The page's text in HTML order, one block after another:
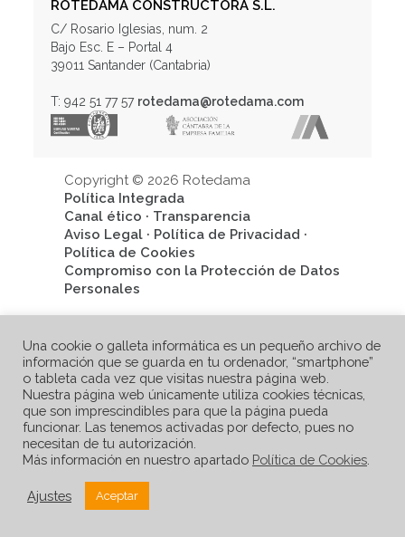
ROTEDAMA CONSTRUCTORA S.L.
C/ Rosario Iglesias, num. 2
Bajo Esc. E – Portal 4
39011 Santander (Cantabria)
T: 942 51 77 57 rotedama@rotedama.com
Copyright © 2026 Rotedama
Política Integrada
Canal ético · Transparencia
Aviso Legal · Política de Privacidad ·
Política de Cookies
Compromiso con la Protección de Datos
Personales
Una cookie o galleta informática es un pequeño archivo de
información que se guarda en tu ordenador, “smartphone”
o tableta cada vez que visitas nuestra página web.
Nuestra página web únicamente utiliza cookies técnicas,
que son imprescindibles para que la página pueda
funcionar. Las tenemos activadas por defecto, pues no
necesitan de tu autorización.
Más información en nuestro apartado Política de Cookies
Ajustes Aceptar